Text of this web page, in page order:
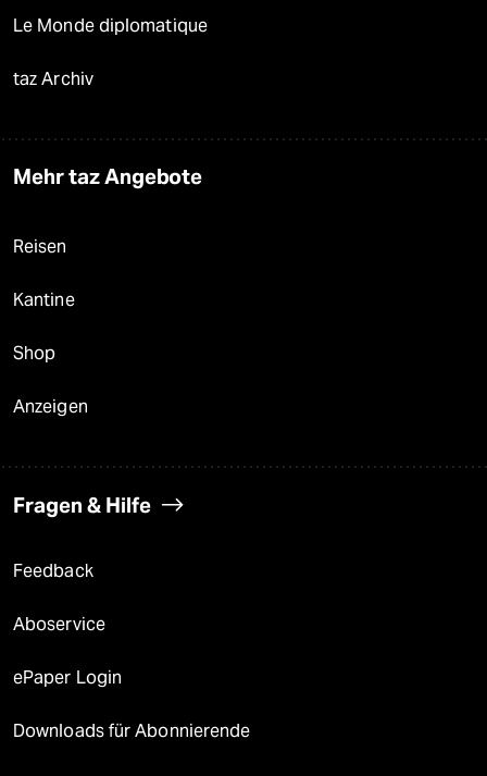
Le Monde diplomatique
taz Archiv
Mehr taz Angebote
Reisen
Kantine
Shop
Anzeigen
Fragen & Hilfe
Feedback
Aboservice
ePaper Login
Downloads für Abonnierende